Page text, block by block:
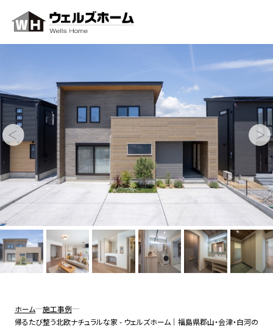
最新情報
おすすめの記事
お知らせ
イベント
コンセプト
保証・サポート
注文住宅
リフォーム
企画住宅
SmALL
施工事例
注文住宅
建売住宅
土地・建売
土地
建売
モデルハウス
会社案内
スタッフ紹介
採用情報
イベントを見る
ホーム
施工事例
帰るたび整う北欧ナチュラルな家 - ウェルズホーム｜福島県郡山・会津・白河の